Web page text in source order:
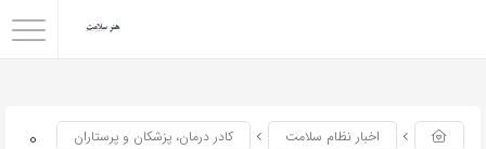
0 اخبار نظام سلامت کادر درمان، پزشکان و پرستاران